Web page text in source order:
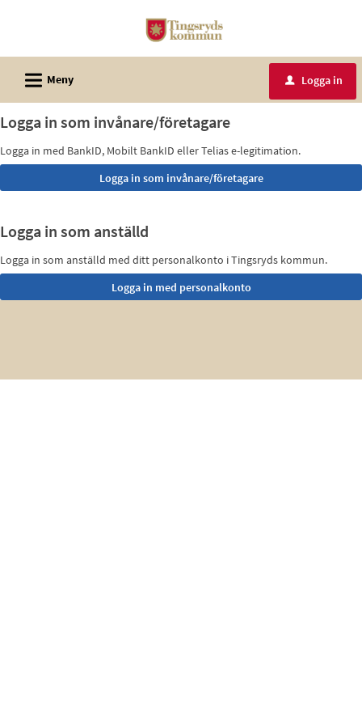
e-
tjänster
-
Tingsryds
kommun
L Meny u Logga in
Logga in som invånare/företagare
Logga in med BankID, Mobilt BankID eller Telias e-legitimation.
Logga in som anställd
Logga in som anställd med ditt personalkonto i Tingsryds kommun.